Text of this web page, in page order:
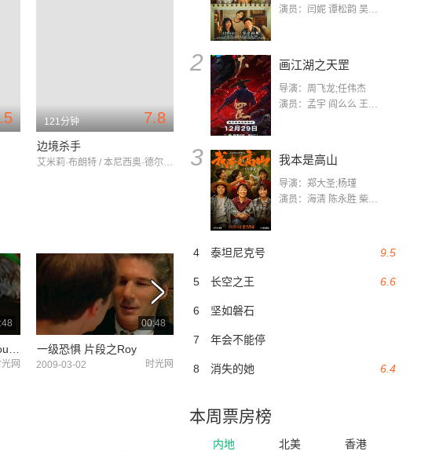
演员：闫妮 谭松韵 吴京 蒋龙 赵小棠 冯雷 李虎城 平安 小七 小可乐
2 画江湖之天罡
导演：周飞龙;任伟杰
演员：孟宇 阎么么 王凯 郭政建 阎萌萌 杨默 高枫 齐斯伽 刘芊含 马程
3 我本是高山
导演：郑大圣;杨瑾
演员：海清 陈永胜 柴烨 王玥婷 万国鹏 美朵达瓦 赵瑞婷 罗解艳 郭莉娜 潘家艳
9.5
4 泰坦尼克号
6.6
5 长空之王
6 坚如磐石
7 年会不能停
6.4
8 消失的她
本周票房榜
内地 北美 香港
7.8
121分钟
边境杀手
艾米莉·布朗特 / 本尼西奥·德尔·托罗 / 乔什·布洛林
网
00:48
一级恐惧 片段之Roy
2009-03-02 时光网 2009-03-02 2017-09-24